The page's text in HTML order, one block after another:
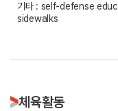
기타 : self-defense
sidewalks
체육활동